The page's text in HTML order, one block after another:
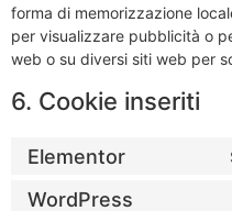
forma di memorizzazione
per visualizzare pubblicità o
web o su diversi siti web per
6. Cookie inseriti
Elementor
WordPress